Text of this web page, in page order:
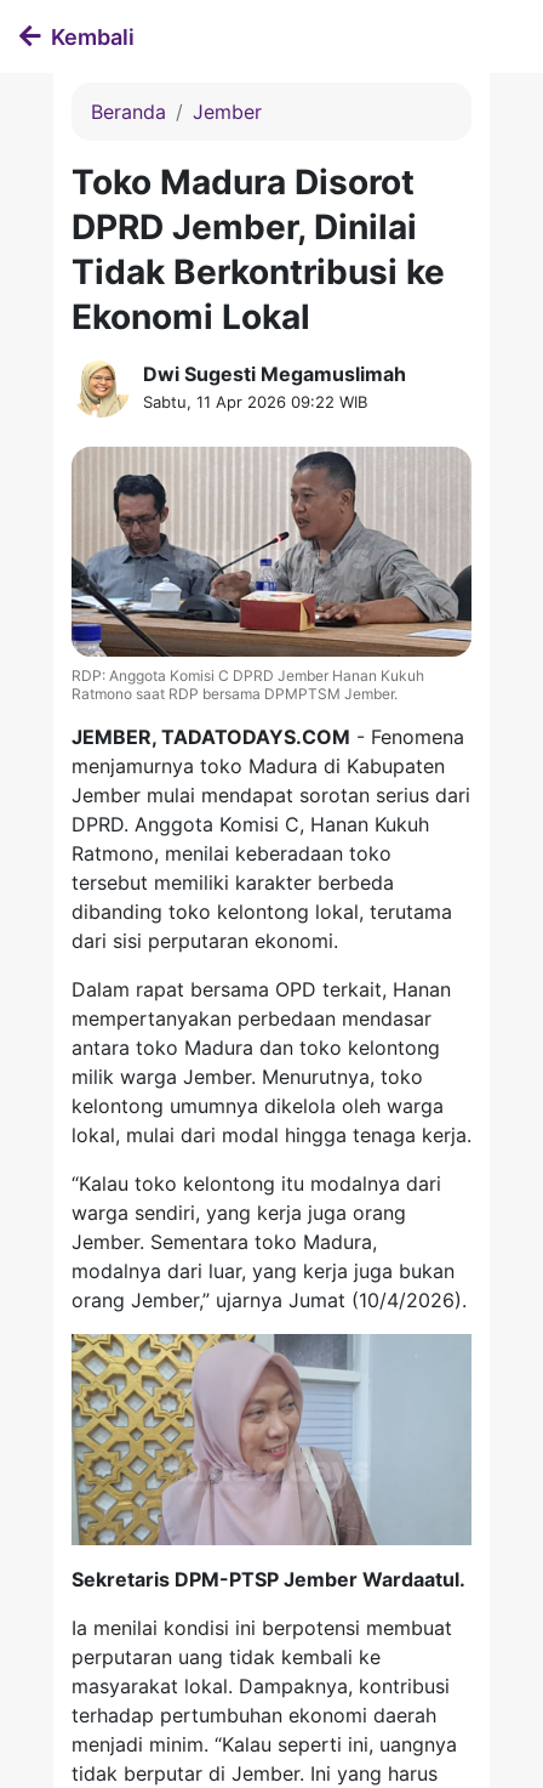
Kembali
Beranda Jember
Toko Madura Disorot
DPRD Jember, Dinilai
Tidak Berkontribusi ke
Ekonomi Lokal
Dwi Sugesti Megamuslimah
Sabtu, 11 Apr 2026 09:22 WIB
RDP: Anggota Komisi C DPRD Jember Hanan Kukuh
Ratmono saat RDP bersama DPMPTSM Jember.
JEMBER, TADATODAYS.COM - Fenomena
menjamurnya toko Madura di Kabupaten
Jember mulai mendapat sorotan serius dari
DPRD. Anggota Komisi C, Hanan Kukuh
Ratmono, menilai keberadaan toko
tersebut memiliki karakter berbeda
dibanding toko kelontong lokal, terutama
dari sisi perputaran ekonomi.
Dalam rapat bersama OPD terkait, Hanan
mempertanyakan perbedaan mendasar
antara toko Madura dan toko kelontong
milik warga Jember. Menurutnya, toko
kelontong umumnya dikelola oleh warga
lokal, mulai dari modal hingga tenaga kerja.
“Kalau toko kelontong itu modalnya dari
warga sendiri, yang kerja juga orang
Jember. Sementara toko Madura,
modalnya dari luar, yang kerja juga bukan
orang Jember,” ujarnya Jumat (10/4/2026).
Sekretaris DPM-PTSP Jember Wardaatul.
Ia menilai kondisi ini berpotensi membuat
perputaran uang tidak kembali ke
masyarakat lokal. Dampaknya, kontribusi
terhadap pertumbuhan ekonomi daerah
menjadi minim. “Kalau seperti ini, uangnya
tidak berputar di Jember. Ini yang harus